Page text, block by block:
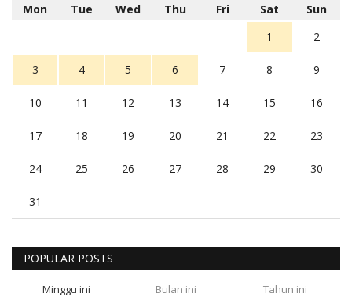
Mon Tue Wed Thu Fri Sat
Sun
1
2
3 4 5 6 7 8 9
10 11 12 13 14 15 16
17 18 19 20 21 22 23
24 25 26 27 28 29 30
31
POPULAR POSTS
Minggu ini Bulan ini Tahun ini